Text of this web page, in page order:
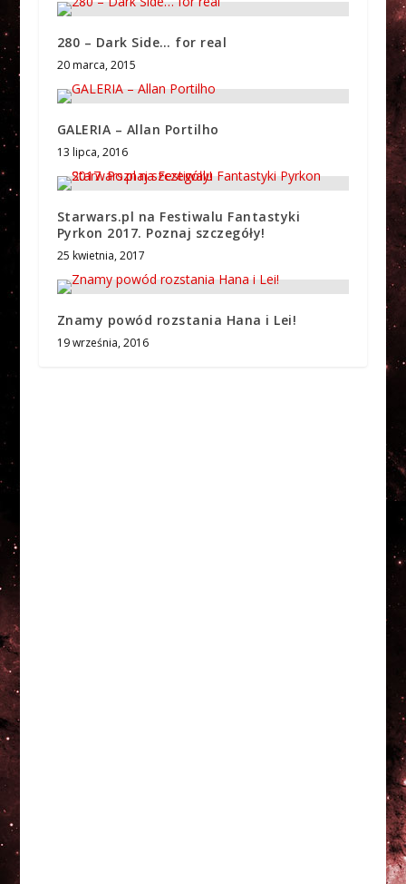
280 – Dark Side… for real
20 marca, 2015
GALERIA – Allan Portilho
13 lipca, 2016
Starwars.pl na Festiwalu Fantastyki
Pyrkon 2017. Poznaj szczegóły!
25 kwietnia, 2017
Znamy powód rozstania Hana i Lei!
19 września, 2016